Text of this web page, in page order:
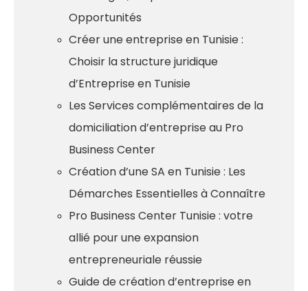
Opportunités
Créer une entreprise en Tunisie :
Choisir la structure juridique
d’Entreprise en Tunisie
Les Services complémentaires de la
domiciliation d’entreprise au Pro
Business Center
Création d’une SA en Tunisie : Les
Démarches Essentielles à Connaître
Pro Business Center Tunisie : votre
allié pour une expansion
entrepreneuriale réussie
Guide de création d’entreprise en